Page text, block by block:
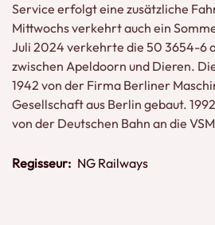
Service erfolgt eine zusätzliche
Mittwochs verkehrt auch ein
Juli 2024 verkehrte die 50 3654-6
zwischen Apeldoorn und Dieren.
1942 von der Firma Berliner
Gesellschaft aus Berlin gebaut.
von der Deutschen Bahn an die
Regisseur: NG Railways